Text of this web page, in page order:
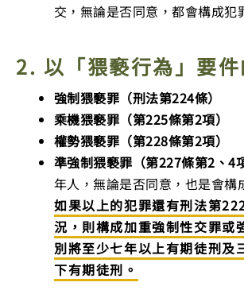
交，無論是否同意，都會構成犯
2. 以「猥褻行為」要
強制猥褻罪（刑法第224條）
乘機猥褻罪（第225條第2項）
權勢猥褻罪（第228條第2項）
準強制猥褻罪（第227條第2、4
年人，無論是否同意，也是會構
如果以上的犯罪還有刑法第
況，則構成加重強制性交罪或
別將至少七年以上有期徒刑及
下有期徒刑。